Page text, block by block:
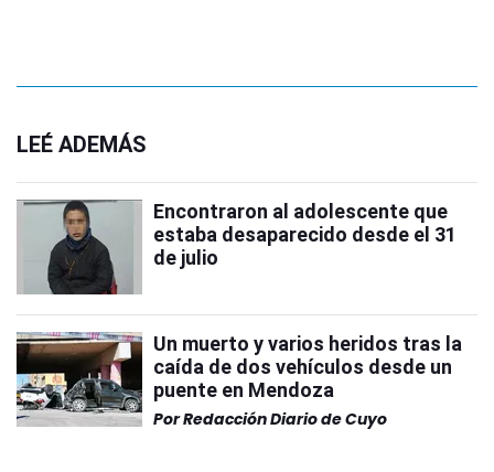
LEÉ ADEMÁS
Encontraron al adolescente que
estaba desaparecido desde el 31
de julio
Un muerto y varios heridos tras la
caída de dos vehículos desde un
puente en Mendoza
PorRedacción Diario de Cuyo